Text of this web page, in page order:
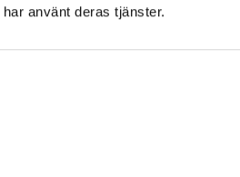
använt deras tjänster.